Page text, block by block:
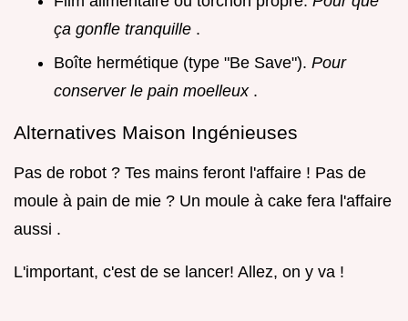
ça gonfle tranquille .
Boîte hermétique (type "Be Save"). Pour
conserver le pain moelleux .
Alternatives Maison Ingénieuses
Pas de robot ? Tes mains feront l'affaire ! Pas de
moule à pain de mie ? Un moule à cake fera l'affaire
aussi .
L'important, c'est de se lancer! Allez, on y va !